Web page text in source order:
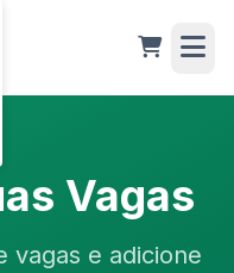
Vagas
vagas e adicione